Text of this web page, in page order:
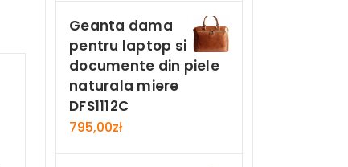
Geanta dama
pentru laptop si
documente din piele
naturala miere
DFS1112C
795,00zł